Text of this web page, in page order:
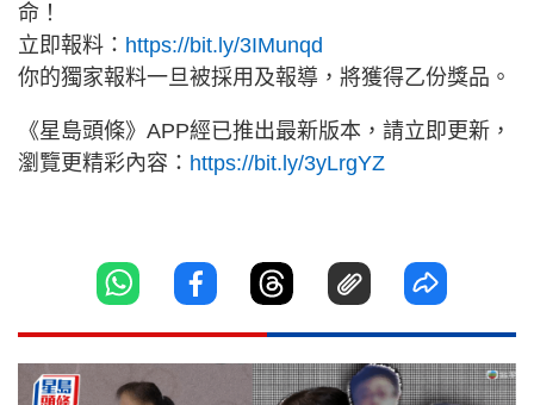
命！
立即報料： https://bit.ly/3IMunqd
你的獨家報料一旦被採用及報導，將獲得乙份獎品。
《星島頭條》APP經已推出最新版本，請立即更新，
瀏覽更精彩內容： https://bit.ly/3yLrgYZ